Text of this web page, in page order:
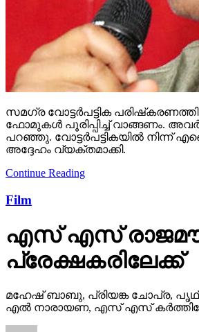
സമഗ്ര വോട്ടര്‍പട്ടിക
ഫോമുകള്‍ പൂരിപ്പിച്ച് വാങ്ങണം.
പറഞ്ഞു. വോട്ടര്‍പട്ടികയില്‍ നിന്ന്
അദ്ദേഹം വ്യക്തമാക്കി.
Continue Reading
Film
എസ് എസ്
പ്രേക്ഷകരിലേക്ക്
മഹേഷ് ബാബു, പ്രിയങ്ക ചോപ്ര,
എൽ നാരായണ, എസ് എസ്